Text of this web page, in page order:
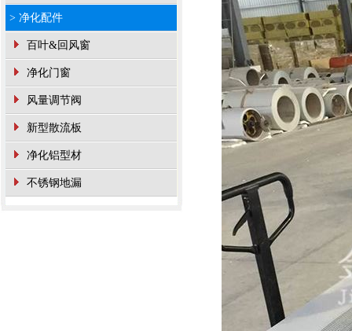
> 净化配件
百叶&回风窗
净化门窗
风量调节阀
新型散流板
净化铝型材
不锈钢地漏